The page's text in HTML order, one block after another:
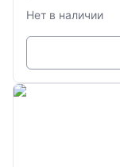
Нет в наличии